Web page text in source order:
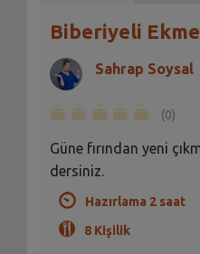
Biberiyeli
Sahrap Soysal
(0)
Güne fırından yeni
dersiniz.
Hazırlama 2 saat
8 Kişilik